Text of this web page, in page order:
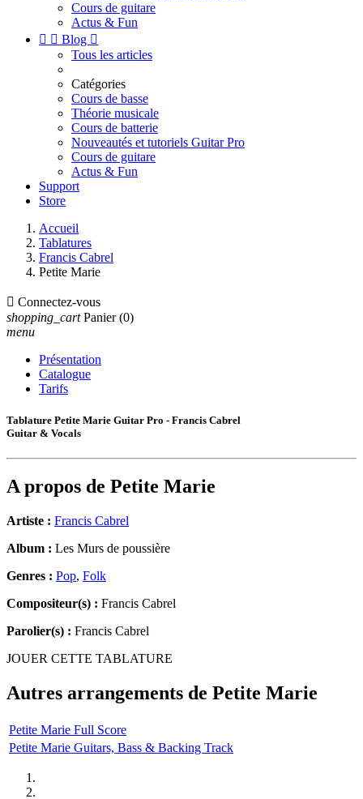
Cours de guitare
Actus & Fun
  Blog 
Tous les articles
Catégories
Cours de basse
Théorie musicale
Cours de batterie
Nouveautés et tutoriels Guitar Pro
Cours de guitare
Actus & Fun
Support
Store
Accueil
Tablatures
Francis Cabrel
Petite Marie
 Connectez-vous
shopping_cart Panier (0)
menu
Présentation
Catalogue
Tarifs
Tablature Petite Marie Guitar Pro - Francis Cabrel
Guitar & Vocals
A propos de Petite Marie
Artiste : Francis Cabrel
Album : Les Murs de poussière
Genres : Pop, Folk
Compositeur(s) : Francis Cabrel
Parolier(s) : Francis Cabrel
JOUER CETTE TABLATURE
Autres arrangements de Petite Marie
Petite Marie Full Score
Petite Marie Guitars, Bass & Backing Track